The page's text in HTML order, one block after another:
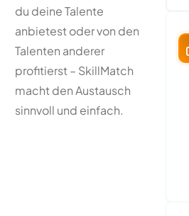
du deine Talente
anbietest oder von den
Talenten anderer
profitierst – SkillMatch
macht den Austausch
sinnvoll und einfach.